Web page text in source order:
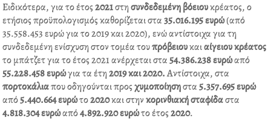
Ειδικότερα, για το έτος2021στησυνδεδεµένηβόειουκρέατος, ο
ετήσιος προϋπολογισµός καθορίζεται στα35.016.195 ευρώ(από
35.558.453 ευρώ για το 2019 και 2020), ενώ αντίστοιχα για τη
συνδεδεµένη ενίσχυση στον τοµέα τουπρόβειουκαιαίγειουκρέατος
το µπάτζετ για το έτος 2021 ανέρχεται στα54.386.238 ευρώαπό
55.228.458 ευρώγια τα έτη2019 και 2020.Αντίστοιχα, στα
πορτοκάλιαπου οδηγούνται προςχυµοποίησηστα5.357.695 ευρώ
από5.440.664 ευρώτο2020και στηνκορινθιακήσταφίδαστα
4.818.304 ευρώαπό4.892.920 ευρώτο έτος2020.